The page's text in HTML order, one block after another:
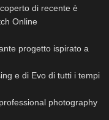
di recente è
Online
progetto ispirato a
e di Evo di tutti i tempi
photography